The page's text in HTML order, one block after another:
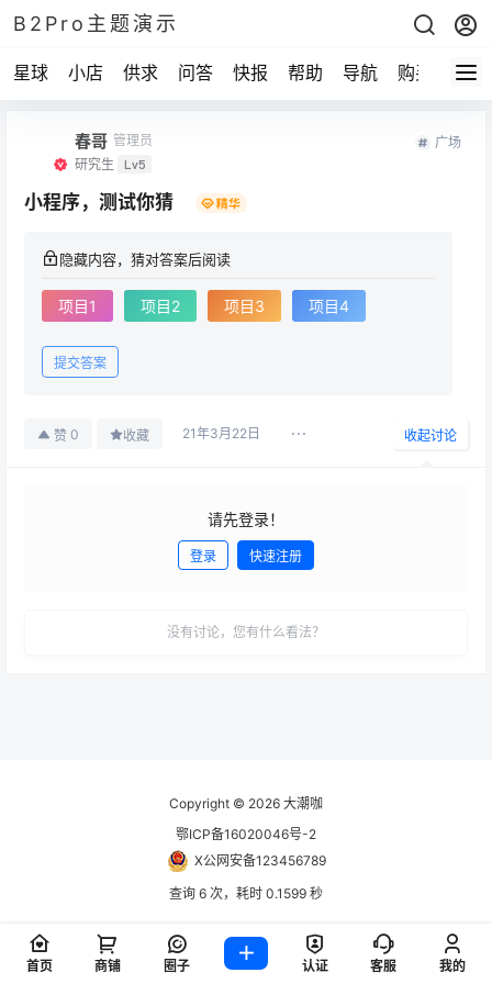
B2Pro主题演示
星球 小店 供求 问答 快报 帮助 导航 购买
春哥 管理员
研究生
Lv5
广场
小程序，测试你猜
隐藏内容，猜对答案后阅读
项目1 项目2 项目3 项目4
提交答案
赞 0 收藏 21年3月22日 收起讨论
请先登录！
登录 快速注册
没有讨论，您有什么看法？
Copyright © 2026 大潮咖
鄂ICP备16020046号-2
X公网安备123456789
查询 6 次，耗时 0.1599 秒
首页 商铺 圈子 认证 客服 我的